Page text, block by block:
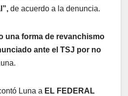
de acuerdo a la denuncia.
una forma de revanchismo
ante el TSJ por no
Luna a EL FEDERAL